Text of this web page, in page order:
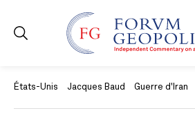
États-Unis Jacques Baud Guerre d'Iran